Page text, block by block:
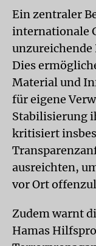
Ein zentraler
internationale
unzureichende
Dies
Material und
für eigene
Stabilisierung
kritisiert
ausreichten,
vor Ort
Zudem warnt
Hamas